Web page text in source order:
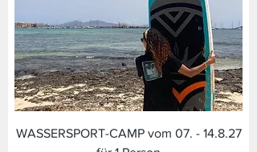
WASSERSPORT-CAMP vom 07. - 14.8.27